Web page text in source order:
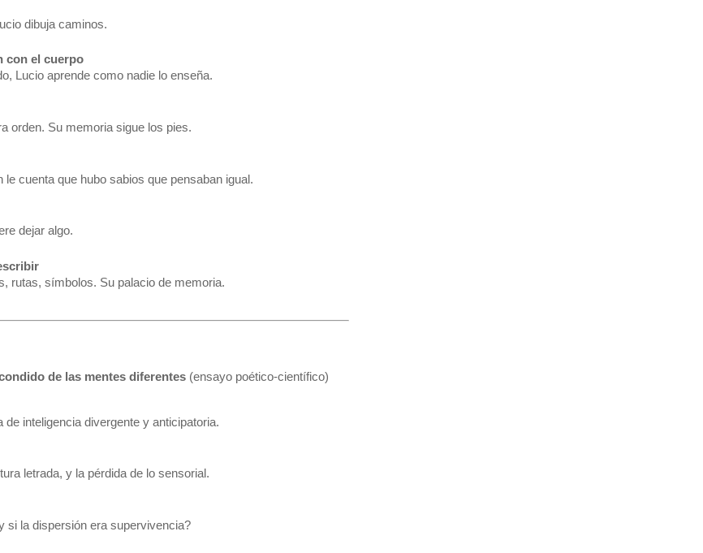
dibuja caminos.
con el cuerpo
Lucio aprende como nadie lo enseña.
orden. Su memoria sigue los pies.
cuenta que hubo sabios que pensaban igual.
dejar algo.
rutas, símbolos. Su palacio de memoria.
de las mentes diferentes(ensayo poético-científico)
inteligencia divergente y anticipatoria.
letrada, y la pérdida de lo sensorial.
si la dispersión era supervivencia?